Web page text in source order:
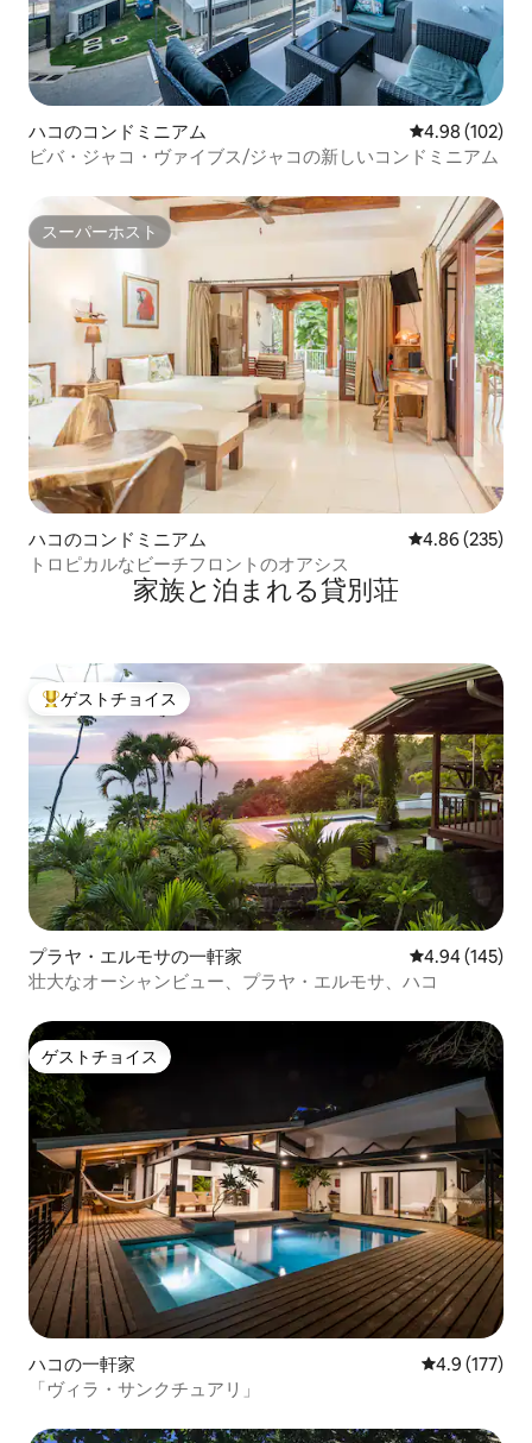
ハコのコンドミニアム レビュー102
4.98 (102)
ビバ・ジャコ・ヴァイブス/ジャコの新しいコンドミニアム
スーパーホスト
スーパーホスト
ハコのコンドミニアム レビュー235
4.86 (235)
トロピカルなビーチフロントのオアシス
家族と泊まれる貸別荘
大好評のゲストチョイスです。
ゲストチョイス
プラヤ・エルモサの一軒家 レビュー145
4.94 (145)
壮大なオーシャンビュー、プラヤ・エルモサ、ハコ
ゲストチョイス
ゲストチョイス
ハコの一軒家 レビュー177
4.9 (177)
「ヴィラ・サンクチュアリ」